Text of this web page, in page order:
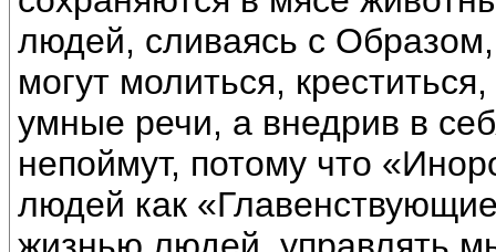
людей, сливаясь с
могут молиться,
умные речи, а внедрив в
непоймут, потому что
людей как